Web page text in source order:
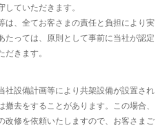
ていただきます。
は、全てお客さまの責任と負担により実
たっては、原則として事前に当社が認定
きます。
社設備計画等により共架設備が設置され
去をすることがあります。この場合、
改修を依頼いたしますので、お客さまご